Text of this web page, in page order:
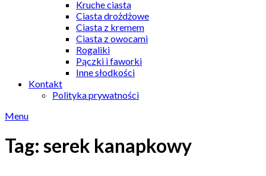
Kruche ciasta
Ciasta drożdżowe
Ciasta z kremem
Ciasta z owocami
Rogaliki
Pączki i faworki
Inne słodkości
Kontakt
Polityka prywatności
Menu
Tag: serek kanapkowy